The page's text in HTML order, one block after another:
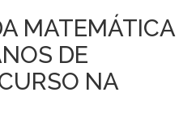
MATEMÁTICA
DE
NA